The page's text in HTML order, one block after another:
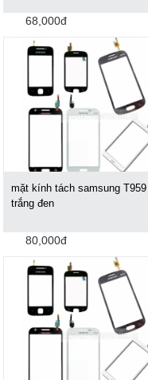
68,000đ
mặt kính tách samsung T959
trắng đen
80,000đ